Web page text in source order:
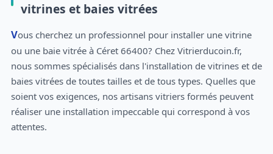
vitrines et baies vitrées
Vous cherchez un professionnel pour installer une vitrine
ou une baie vitrée à Céret 66400? Chez Vitrierducoin.fr,
nous sommes spécialisés dans l'installation de vitrines et de
baies vitrées de toutes tailles et de tous types. Quelles que
soient vos exigences, nos artisans vitriers formés peuvent
réaliser une installation impeccable qui correspond à vos
attentes.